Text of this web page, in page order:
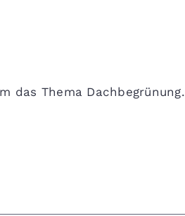
das Thema Dachbegrünung.